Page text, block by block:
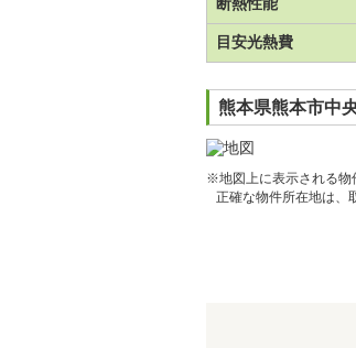
目安光熱費
熊本県熊本市中
※地図上に表示される物
正確な物件所在地は、